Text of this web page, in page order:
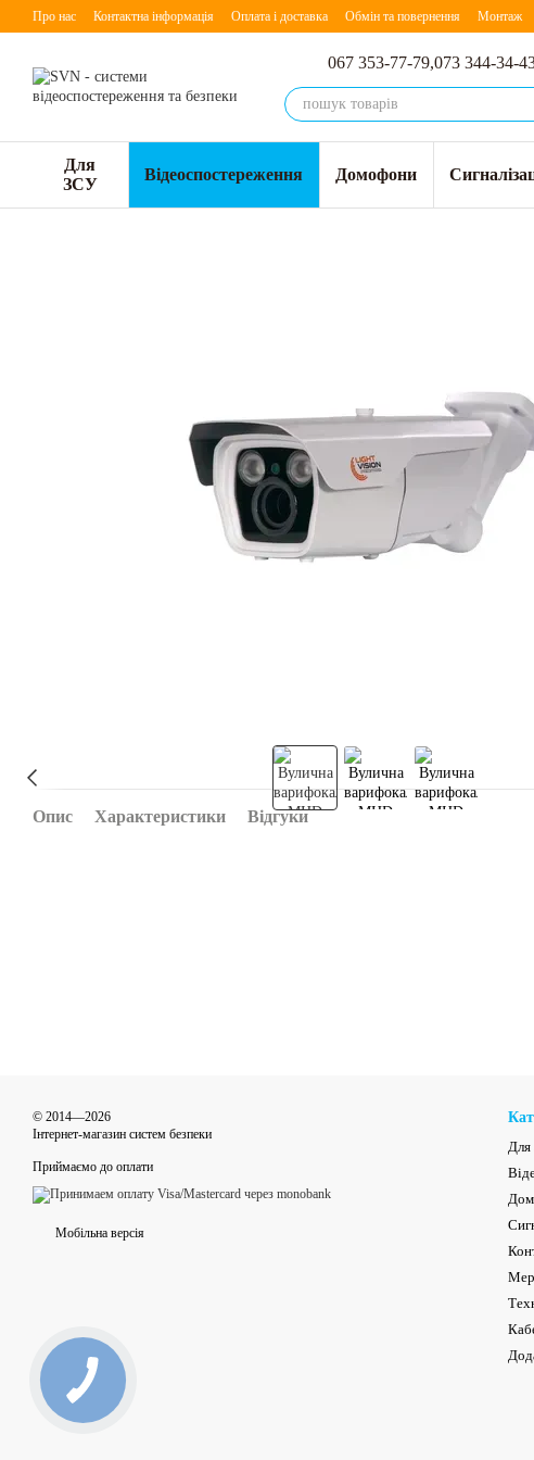
Перейти до основного контенту
Про нас Контактна інформація Оплата і доставка Обмін та повернення Монтаж
067 353-77-79,073 344-34-
Для
ЗСУ
Відеоспостереження Домофони
Опис Характеристики Відгуки
© 2014—2026
Інтернет-магазин систем безпеки
Приймаємо до оплати
Мобільна версія